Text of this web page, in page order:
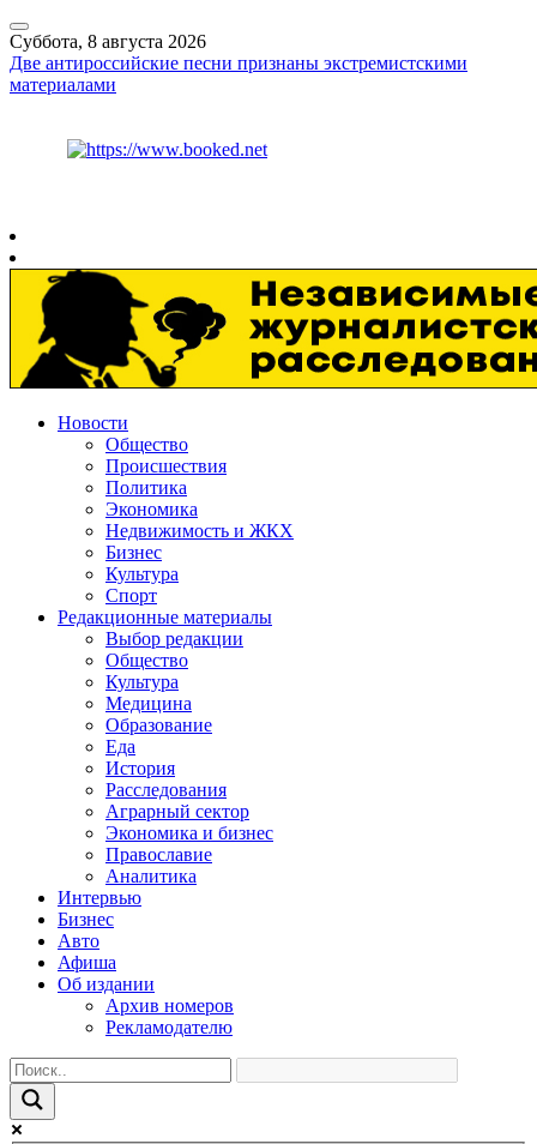
Суббота, 8 августа 2026
Две антироссийские песни признаны экстремистскими
материалами
Новости
Общество
Происшествия
Политика
Экономика
Недвижимость и ЖКХ
Бизнес
Культура
Спорт
Редакционные материалы
Выбор редакции
Общество
Культура
Медицина
Образование
Еда
История
Расследования
Аграрный сектор
Экономика и бизнес
Православие
Аналитика
Интервью
Бизнес
Авто
Афиша
Об издании
Архив номеров
Рекламодателю